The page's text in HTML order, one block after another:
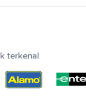
terkenal